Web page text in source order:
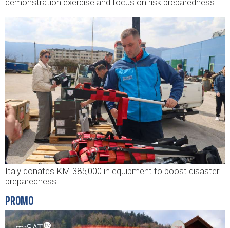
Italy donates KM 385,000 in equipment to boost disaster
preparedness
PROMO